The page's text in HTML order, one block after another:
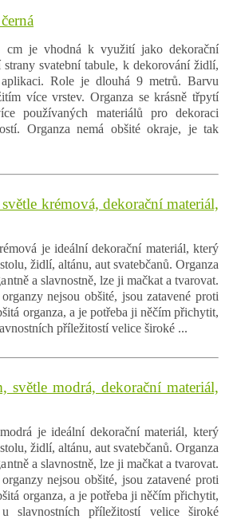
cm je vhodná k využití jako dekorační
svatební tabule, k dekorování židlí,
Role je dlouhá 9 metrů. Barvu
více vrstev. Organza se krásně třpytí
používaných materiálů pro dekoraci
Organza nemá obšité okraje, je tak
krémová, dekorační materiál,
je ideální dekorační materiál, který
židlí, altánu, aut svatebčanů. Organza
a slavnostně, lze ji mačkat a tvarovat.
nejsou obšité, jsou zatavené proti
organza, a je potřeba ji něčím přichytit,
příležitostí velice široké ...
světle modrá, dekorační materiál,
je ideální dekorační materiál, který
židlí, altánu, aut svatebčanů. Organza
a slavnostně, lze ji mačkat a tvarovat.
nejsou obšité, jsou zatavené proti
organza, a je potřeba ji něčím přichytit,
slavnostních příležitostí velice široké